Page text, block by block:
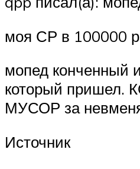
моя СР в 100000
мопед конченный
который
МУСОР за
Источник